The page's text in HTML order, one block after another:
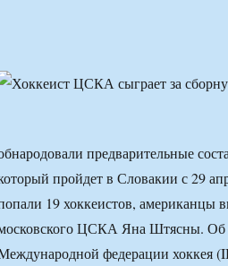
предварительные
пройдет в Словакии с 29
19 хоккеистов, американцы
ЦСКА Яна Штясны. Об
федерации хоккея